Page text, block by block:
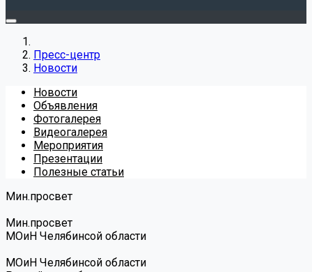
Пресс-центр
Новости
Новости
Объявления
Фотогалерея
Видеогалерея
Мероприятия
Презентации
Полезные статьи
Мин.просвет
Мин.просвет
МОиН Челябинсой области
МОиН Челябинсой области